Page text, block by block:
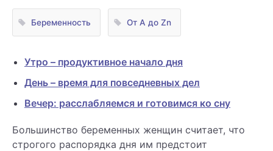
Беременность От А до Zn
Утро – продуктивное начало дня
День – время для повседневных дел
Вечер: расслабляемся и готовимся ко сну
Большинство беременных женщин считает, что
строгого распорядка дня им предстоит